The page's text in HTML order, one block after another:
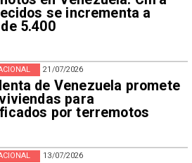
se incrementa a
5.400
21/07/2026
de Venezuela promete
para
por terremotos
13/07/2026